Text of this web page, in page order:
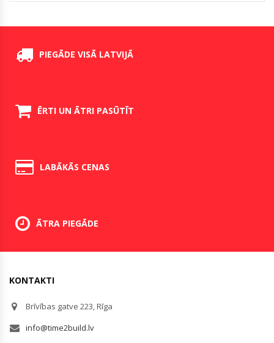
PIEGĀDE VISĀ LATVIJĀ
ĒRTI UN ĀTRI PASŪTĪT
LABĀKĀS CENAS
ĀTRA PIEGĀDE
KONTAKTI
Brīvības gatve 223, Rīga
info@time2build.lv